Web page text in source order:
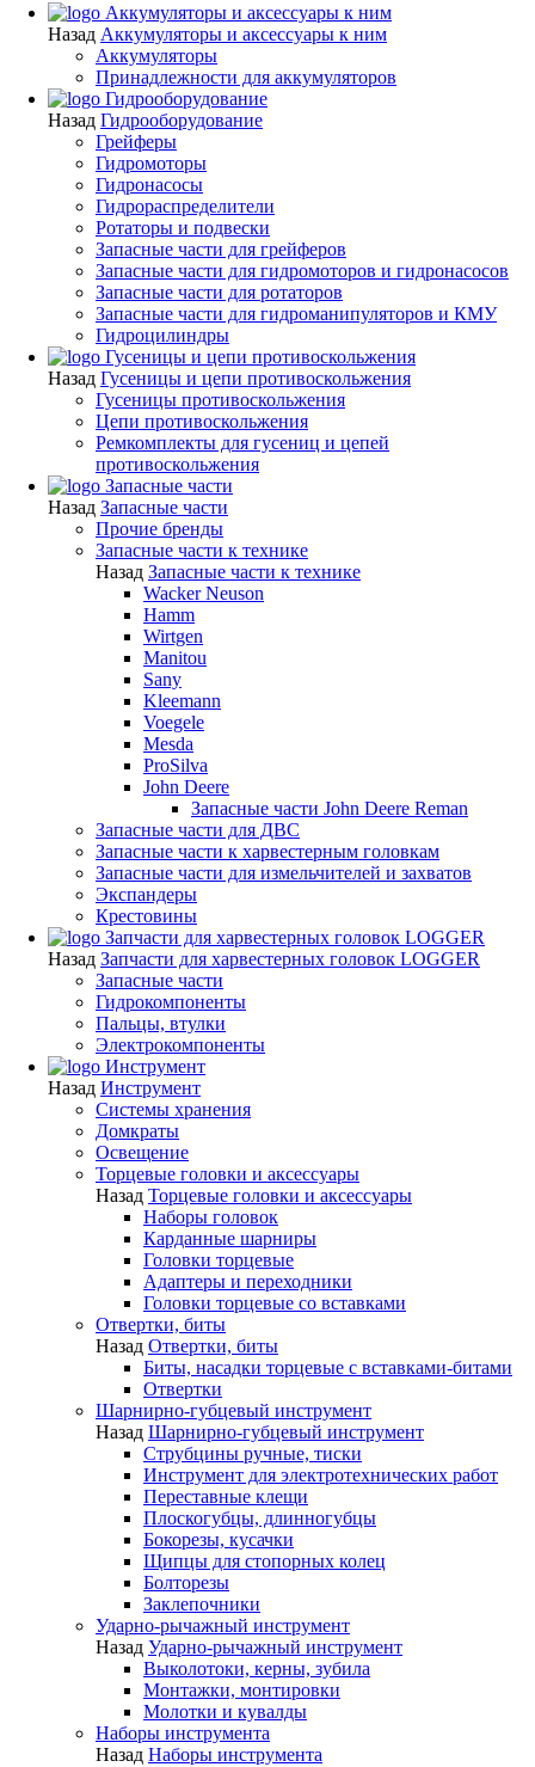
Аккумуляторы и аксессуары к ним
Назад Аккумуляторы и аксессуары к ним
Аккумуляторы
Принадлежности для аккумуляторов
Гидрооборудование
Назад Гидрооборудование
Грейферы
Гидромоторы
Гидронасосы
Гидрораспределители
Ротаторы и подвески
Запасные части для грейферов
Запасные части для гидромоторов и гидронасосов
Запасные части для ротаторов
Запасные части для гидроманипуляторов и КМУ
Гидроцилиндры
Гусеницы и цепи противоскольжения
Назад Гусеницы и цепи противоскольжения
Гусеницы противоскольжения
Цепи противоскольжения
Ремкомплекты для гусениц и цепей
противоскольжения
Запасные части
Назад Запасные части
Прочие бренды
Запасные части к технике
Назад Запасные части к технике
Wacker Neuson
Hamm
Wirtgen
Manitou
Sany
Kleemann
Voegele
Mesda
ProSilva
John Deere
Запасные части John Deere Reman
Запасные части для ДВС
Запасные части к харвестерным головкам
Запасные части для измельчителей и захватов
Экспандеры
Крестовины
Запчасти для харвестерных головок LOGGER
Назад Запчасти для харвестерных головок LOGGER
Запасные части
Гидрокомпоненты
Пальцы, втулки
Электрокомпоненты
Инструмент
Назад Инструмент
Системы хранения
Домкраты
Освещение
Торцевые головки и аксессуары
Назад Торцевые головки и аксессуары
Наборы головок
Карданные шарниры
Головки торцевые
Адаптеры и переходники
Головки торцевые со вставками
Отвертки, биты
Назад Отвертки, биты
Биты, насадки торцевые с вставками-битами
Отвертки
Шарнирно-губцевый инструмент
Назад Шарнирно-губцевый инструмент
Струбцины ручные, тиски
Инструмент для электротехнических работ
Переставные клещи
Плоскогубцы, длинногубцы
Бокорезы, кусачки
Щипцы для стопорных колец
Болторезы
Заклепочники
Ударно-рычажный инструмент
Назад Ударно-рычажный инструмент
Выколотоки, керны, зубила
Монтажки, монтировки
Молотки и кувалды
Наборы инструмента
Назад Наборы инструмента